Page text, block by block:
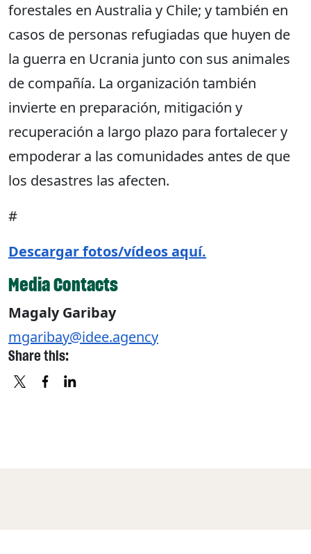
forestales en Australia y Chile; y también en
casos de personas refugiadas que huyen de
la guerra en Ucrania junto con sus animales
de compañía. La organización también
invierte en preparación, mitigación y
recuperación a largo plazo para fortalecer y
empoderar a las comunidades antes de que
los desastres las afecten.
#
Descargar fotos/vídeos aquí.
Media Contacts
Magaly Garibay
mgaribay@idee.agency
Share this: